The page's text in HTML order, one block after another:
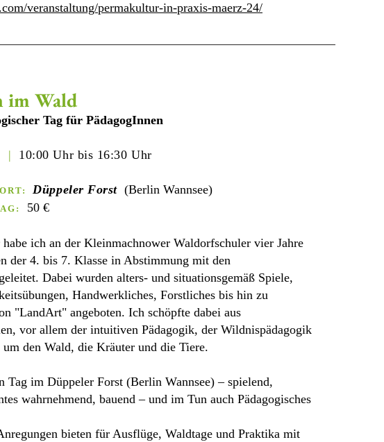
veranstaltung/permakultur-in-praxis-maerz-24/
Wald
Tag für PädagogInnen
| 10:00 Uhr bis 16:30 Uhr
Düppeler Forst(Berlin Wannsee)
50 €
ich an der Kleinmachnower Waldorfschuler vier Jahre
der 4. bis 7. Klasse in Abstimmung mit den
Dabei wurden alters- und situationsgemäß Spiele,
Handwerkliches, Forstliches bis hin zu
"LandArt" angeboten. Ich schöpfte dabei aus
vor allem der intuitiven Pädagogik, der Wildnispädagogik
den Wald, die Kräuter und die Tiere.
Tag im Düppeler Forst (Berlin Wannsee) – spielend,
wahrnehmend, bauend – und im Tun auch Pädagogisches
bieten für Ausflüge, Waldtage und Praktika mit